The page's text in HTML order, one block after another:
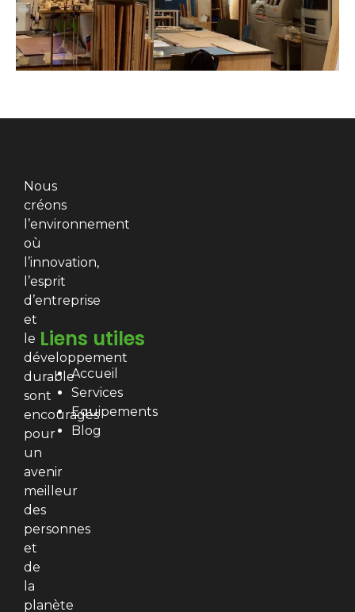
Nous
créons
l’environnement
où
l’innovation,
l’esprit
d’entreprise
et
le
développement
durable
sont
encouragés
pour
un
avenir
meilleur
des
personnes
et
de
la
planète
Liens utiles
Accueil
Services
Equipements
Blog